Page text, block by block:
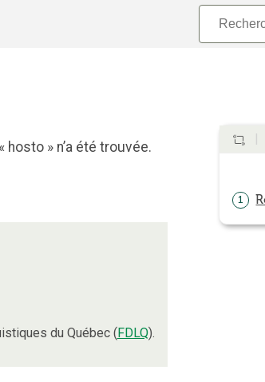
» n’a été trouvée.
du Québec (FDLQ).
1